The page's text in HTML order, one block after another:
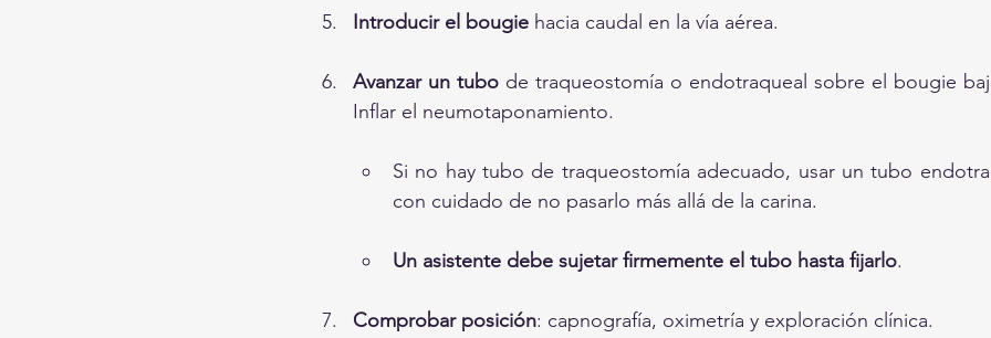
Introducir el bougie hacia caudal en la vía aérea.
Avanzar un tubo de traqueostomía o endotraqueal sobre el bougie
Inflar el neumotaponamiento.
Si no hay tubo de traqueostomía adecuado, usar un tubo
con cuidado de no pasarlo más allá de la carina.
Un asistente debe sujetar firmemente el tubo hasta fijarlo.
Comprobar posición: capnografía, oximetría y exploración clínica.